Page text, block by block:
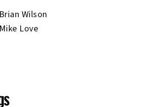
Brian Wilson
Mike Love